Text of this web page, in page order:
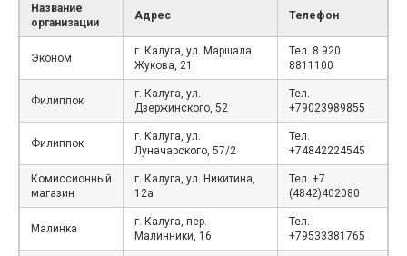
Название
организации
Адрес Телефон
Эконом
г. Калуга, ул. Маршала
Жукова, 21
Тел. 8 920
8811100
Филиппок
г. Калуга, ул.
Дзержинского, 52
Тел.
+79023989855
Филиппок
г. Калуга, ул.
Луначарского, 57/2
Тел.
+74842224545
Комиссионный
магазин
г. Калуга, ул. Никитина,
12а
Тел. +7
(4842)402080
Малинка
г. Калуга, пер.
Малинники, 16
Тел.
+79533381765